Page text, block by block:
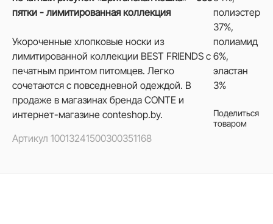
пятки - лимитированная коллекция
Укороченные хлопковые носки из
лимитированной коллекции BEST FRIENDS с
печатным принтом питомцев. Легко
сочетаются с повседневной одеждой. В
продаже в магазинах бренда CONTE и
интернет-магазине conteshop.by.
Артикул 10013241500300351168
полиэстер
37%,
полиамид
6%,
эластан
3%
Поделиться
товаром